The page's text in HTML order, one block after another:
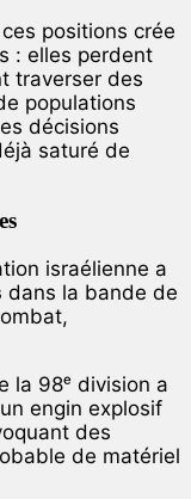
positions crée
: elles perdent
traverser des
populations
décisions
saturé de
israélienne a
dans la bande de
la 98ᵉ division a
engin explosif
des
de matériel